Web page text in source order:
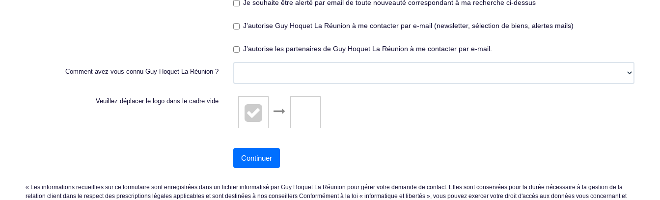
Je souhaite être alerté par email de toute nouveauté correspondant à ma recherche ci-dessus
J'autorise Guy Hoquet La Réunion à me contacter par e-mail (newsletter, sélection de biens, alertes mails)
J'autorise les partenaires de Guy Hoquet La Réunion à me contacter par e-mail.
Comment avez-vous connu Guy Hoquet La Réunion ?
Veuillez déplacer le logo dans le cadre vide
Continuer
« Les informations recueillies sur ce formulaire sont enregistrées dans un fichier informatisé par Guy Hoquet La Réunion pour gérer votre demande de contact. Elles sont conservées pour la durée nécessaire à la gestion de la
relation client dans le respect des prescriptions légales applicables et sont destinées à nos conseillers Conformément à la loi « informatique et libertés », vous pouvez exercer votre droit d'accès aux données vous concernant et